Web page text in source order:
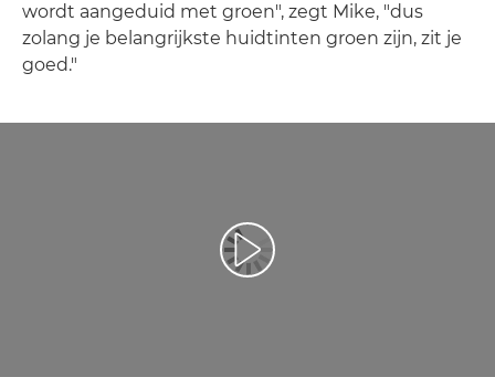
wordt aangeduid met groen", zegt Mike, "dus
zolang je belangrijkste huidtinten groen zijn, zit je
goed."
Video afspelen